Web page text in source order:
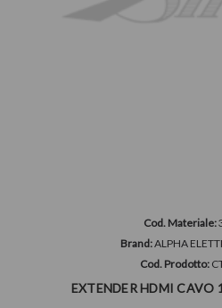
Cod. Materiale:
Brand:ALPHA
Cod. Prodotto:
EXTENDER HDMI CAVO